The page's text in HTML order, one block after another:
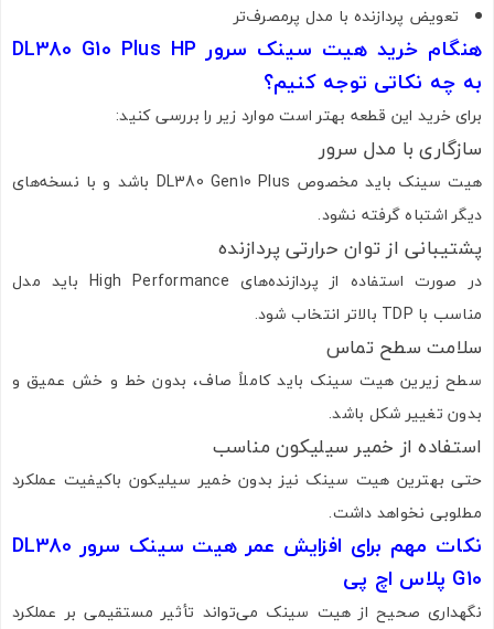
تعویض پردازنده با مدل پرمصرف‌تر
هنگام خرید هیت سینک سرور DL380 G10 Plus HP
به چه نکاتی توجه کنیم؟
برای خرید این قطعه بهتر است موارد زیر را بررسی کنید:
سازگاری با مدل سرور
هیت سینک باید مخصوص DL380 Gen10 Plus باشد و با نسخه‌های
دیگر اشتباه گرفته نشود.
پشتیبانی از توان حرارتی پردازنده
در صورت استفاده از پردازنده‌های High Performance باید مدل
مناسب با TDP بالاتر انتخاب شود.
سلامت سطح تماس
سطح زیرین هیت سینک باید کاملاً صاف، بدون خط و خش عمیق و
بدون تغییر شکل باشد.
استفاده از خمیر سیلیکون مناسب
حتی بهترین هیت سینک نیز بدون خمیر سیلیکون باکیفیت عملکرد
مطلوبی نخواهد داشت.
نکات مهم برای افزایش عمر هیت سینک سرور DL380
G10 پلاس اچ پی
نگهداری صحیح از هیت سینک می‌تواند تأثیر مستقیمی بر عملکرد